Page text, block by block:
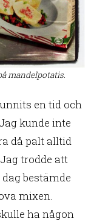
mandelpotatis.
en tid och
kunde inte
då palt alltid
trodde att
bestämde
mixen.
ha någon